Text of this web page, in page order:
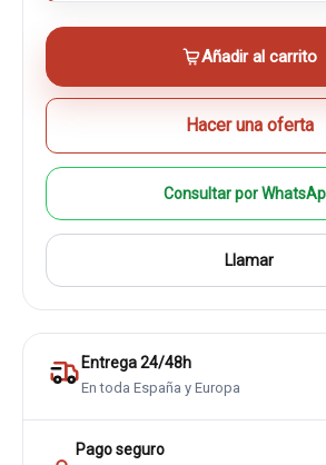
Añadir al carrito
Hacer una oferta
Consultar por
Llamar
Entrega 24/48h
En toda España y Europa
Pago seguro